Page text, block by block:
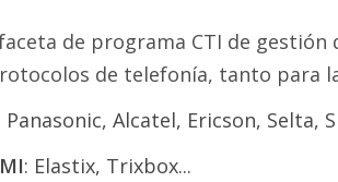
de programa CTI de
de telefonía, tanto para
Panasonic, Alcatel, Ericson, Selta,
: Elastix, Trixbox...